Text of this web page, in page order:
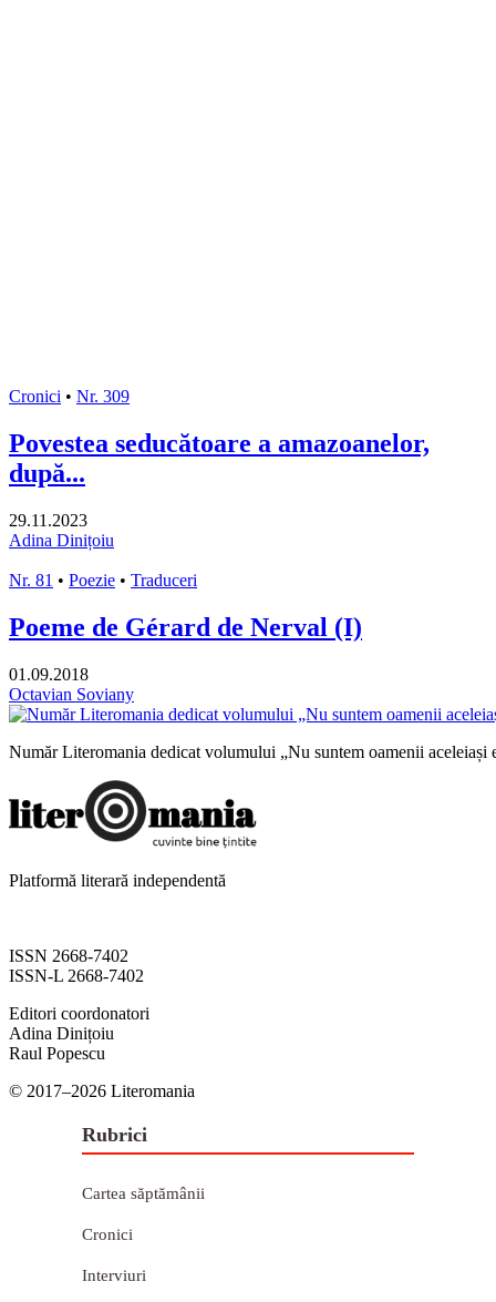
Cronici • Nr. 309
Povestea seducătoare a amazoanelor,
după...
29.11.2023
Adina Dinițoiu
Nr. 81 • Poezie • Traduceri
Poeme de Gérard de Nerval (I)
01.09.2018
Octavian Soviany
Număr Literomania dedicat volumului „Nu suntem oamenii
Platformă literară independentă
ISSN 2668-7402
ISSN-L 2668-7402
Editori coordonatori
Adina Dinițoiu
Raul Popescu
© 2017–2026 Literomania
Rubrici
Cartea săptămânii
Cronici
Interviuri